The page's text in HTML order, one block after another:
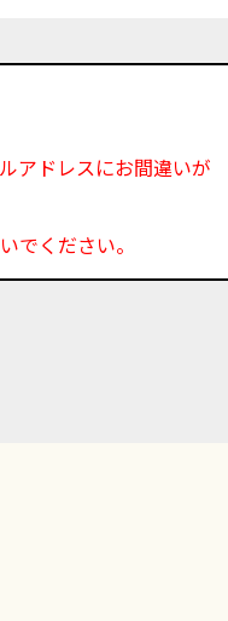
アドレスにお間違いが
でください。